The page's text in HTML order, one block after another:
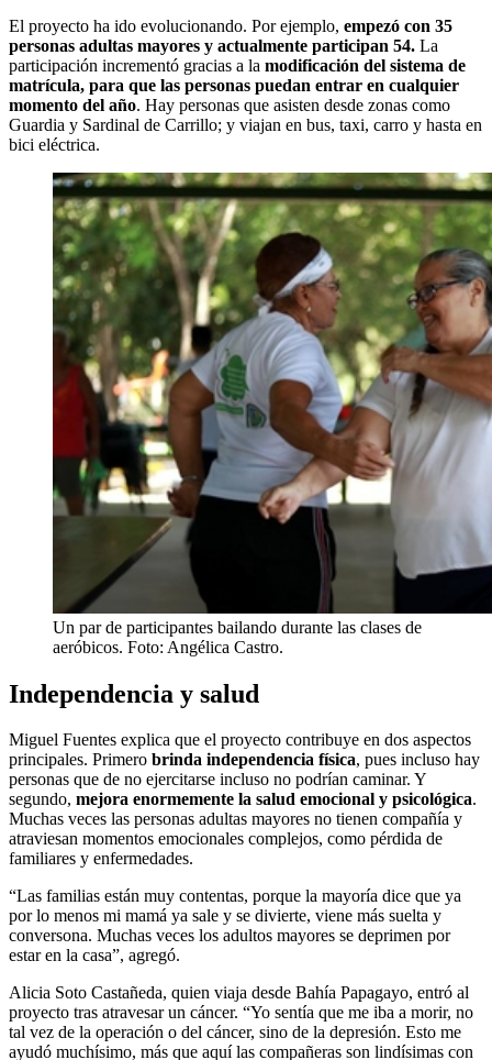
El proyecto ha ido evolucionando. Por ejemplo, empezó con 35
personas adultas mayores y actualmente participan 54. La
participación incrementó gracias a la modificación del sistema de
matrícula, para que las personas puedan entrar en cualquier
momento del año. Hay personas que asisten desde zonas como
Guardia y Sardinal de Carrillo; y viajan en bus, taxi, carro y hasta en
bici eléctrica.
Un par de participantes bailando durante las clases de
aeróbicos. Foto: Angélica Castro.
Independencia y salud
Miguel Fuentes explica que el proyecto contribuye en dos aspectos
principales. Primero brinda independencia física, pues incluso hay
personas que de no ejercitarse incluso no podrían caminar. Y
segundo, mejora enormemente la salud emocional y psicológica.
Muchas veces las personas adultas mayores no tienen compañía y
atraviesan momentos emocionales complejos, como pérdida de
familiares y enfermedades.
“Las familias están muy contentas, porque la mayoría dice que ya
por lo menos mi mamá ya sale y se divierte, viene más suelta y
conversona. Muchas veces los adultos mayores se deprimen por
estar en la casa”, agregó.
Alicia Soto Castañeda, quien viaja desde Bahía Papagayo, entró al
proyecto tras atravesar un cáncer. “Yo sentía que me iba a morir, no
tal vez de la operación o del cáncer, sino de la depresión. Esto me
ayudó muchísimo, más que aquí las compañeras son lindísimas con